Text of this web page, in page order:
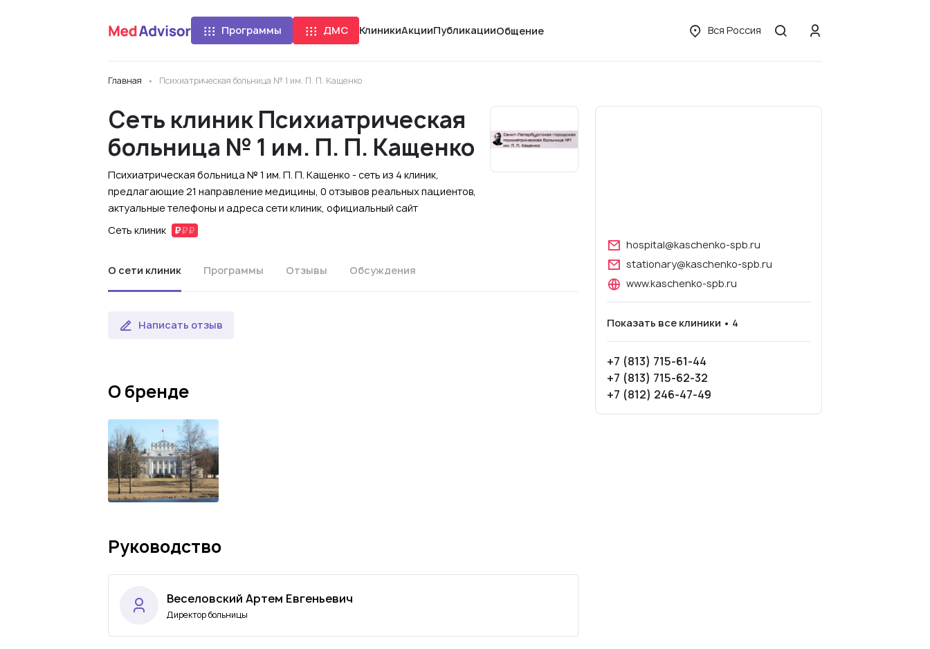
Программы ДМС КлиникиАкцииПубликацииОбщение Вся Россия
Главная Психиатрическая больница № 1 им. П. П. Кащенко
Сеть клиник Психиатрическая
больница № 1 им. П. П. Кащенко
Психиатрическая больница № 1 им. П. П. Кащенко - сеть из 4 клиник,
предлагающие 21 направление медицины, 0 отзывов реальных пациентов,
актуальные телефоны и адреса сети клиник, официальный сайт
Сеть клиник
О сети клиник Программы Отзывы Обсуждения
Написать отзыв
О бренде
Руководство
Веселовский Артем Евгеньевич
Директор больницы
hospital@kaschenko-spb.ru
stationary@kaschenko-spb.ru
www.kaschenko-spb.ru
Показать все клиники • 4
+7 (813) 715-61-44
+7 (813) 715-62-32
+7 (812) 246-47-49